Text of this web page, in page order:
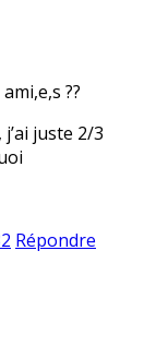
??
juste 2/3
Répondre